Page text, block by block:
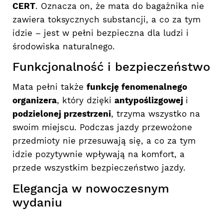
CERT. Oznacza on, że mata do bagażnika nie
zawiera toksycznych substancji, a co za tym
idzie – jest w pełni bezpieczna dla ludzi i
środowiska naturalnego.
Funkcjonalność i bezpieczeństwo
Mata pełni także funkcję fenomenalnego
organizera, który dzięki antypoślizgowej i
podzielonej przestrzeni, trzyma wszystko na
swoim miejscu. Podczas jazdy przewożone
przedmioty nie przesuwają się, a co za tym
idzie pozytywnie wpływają na komfort, a
przede wszystkim bezpieczeństwo jazdy.
Elegancja w nowoczesnym
wydaniu